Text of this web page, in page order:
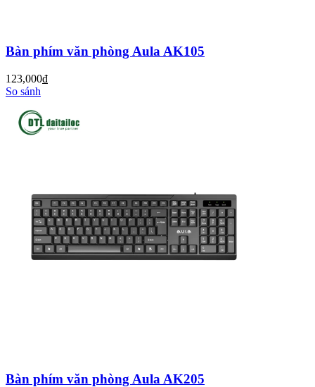
Bàn phím văn phòng Aula AK105
123,000đ
So sánh
Bàn phím văn phòng Aula AK205